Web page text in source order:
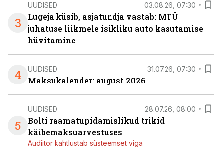
3
UUDISED 03.08.26, 07:30
Lugeja küsib, asjatundja vastab: MTÜ
juhatuse liikmele isikliku auto kasutamise
hüvitamine
4 UUDISED 31.07.26, 07:30
Maksukalender: august 2026
5
UUDISED 28.07.26, 08:00
Bolti raamatupidamislikud trikid
käibemaksuarvestuses
Audiitor kahtlustab süsteemset viga